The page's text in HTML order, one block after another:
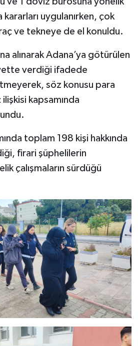
kararları uygulanırken, çok
ve tekneye de el konuldu.
alınarak Adana’ya götürülen
verdiği ifadede
söz konusu para
kapsamında
toplam 198 kişi hakkında
firari şüphelilerin
çalışmaların sürdüğü